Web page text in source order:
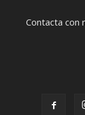
Contacta con